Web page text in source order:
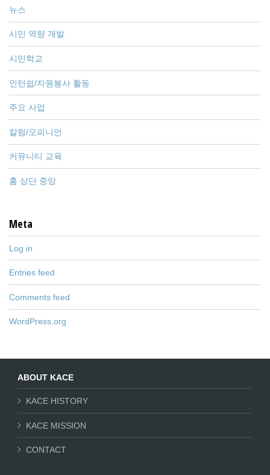
뉴스
시민 역량 개발
시민학교
인턴쉽/자원봉사 활동
주요 사업
칼럼/오피니언
커뮤니티 교육
홈 상단 중앙
Meta
Log in
Entries feed
Comments feed
WordPress.org
ABOUT KACE
KACE HISTORY
KACE MISSION
CONTACT